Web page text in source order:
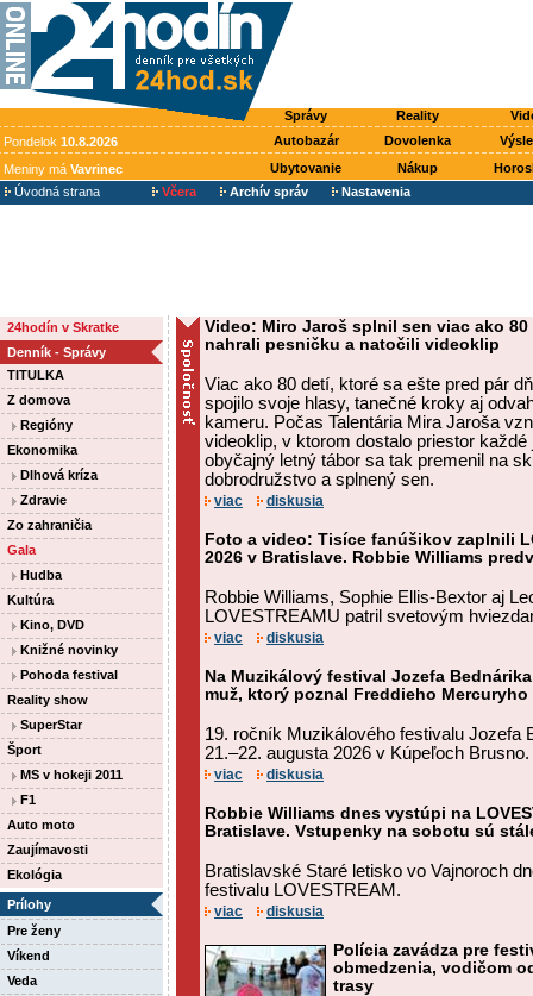
Správy Reality
Pondelok 10.8.2026 Autobazár Dovolenka
Meniny má Vavrinec Ubytovanie Nákup
Úvodná strana
Včera Archív správ Nastavenia
24hodín v Skratke
Denník - Správy
TITULKA
Z domova
Regióny
Ekonomika
Dlhová kríza
Zdravie
Zo zahraničia
Gala
Hudba
Kultúra
Kino, DVD
Knižné novinky
Pohoda festival
Reality show
SuperStar
Šport
MS v hokeji 2011
F1
Auto moto
Zaujímavosti
Ekológia
Prílohy
Pre ženy
Víkend
Veda
Video: Miro Jaroš splnil sen viac ako
nahrali pesničku a natočili videoklip
Viac ako 80 detí, ktoré sa ešte pred pár
spojilo svoje hlasy, tanečné kroky aj
kameru. Počas Talentária Mira Jaroša
videoklip, v ktorom dostalo priestor každé
obyčajný letný tábor sa tak premenil na
dobrodružstvo a splnený sen.
viac diskusia
Foto a video: Tisíce fanúšikov zaplnili
2026 v Bratislave. Robbie Williams
Robbie Williams, Sophie Ellis-Bextor aj
LOVESTREAMU patril svetovým
viac diskusia
Na Muzikálový festival Jozefa
muž, ktorý poznal Freddieho
19. ročník Muzikálového festivalu Jozefa
21.–22. augusta 2026 v Kúpeľoch Brusno.
viac diskusia
Robbie Williams dnes vystúpi na
Bratislave. Vstupenky na sobotu sú
Bratislavské Staré letisko vo Vajnoroch
festivalu LOVESTREAM.
viac diskusia
Polícia zavádza pre
obmedzenia, vodičom
trasy